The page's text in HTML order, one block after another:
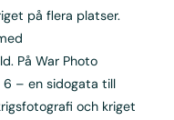
på flera platser.
På War Photo
6 – en sidogata till
och kriget